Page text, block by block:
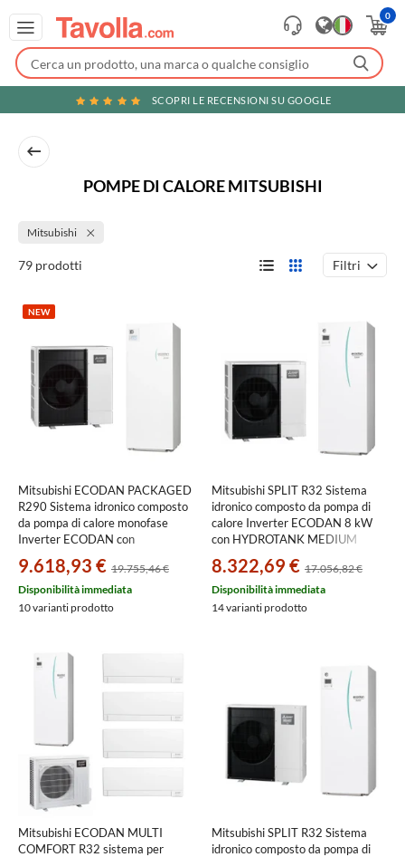
0
SCOPRI LE RECENSIONI SU GOOGLE
POMPE DI CALORE MITSUBISHI
Mitsubishi
79 prodotti Filtri
NEW
Mitsubishi ECODAN PACKAGED
R290 Sistema idronico composto
da pompa di calore monofase
Inverter ECODAN con
WZ115VAA-W+ERPT20X-VM2E
9.618,93 € 19.755,46 €
Disponibilità immediata
10 varianti prodotto
Mitsubishi SPLIT R32 Sistema
idronico composto da pompa di
calore Inverter ECODAN 8 kW
con HYDROTANK MEDIUM
SWM80VAA+ERST20F-VM2E
8.322,69 € 17.056,82 €
Disponibilità immediata
14 varianti prodotto
Mitsubishi ECODAN MULTI
COMFORT R32 sistema per
Mitsubishi SPLIT R32 Sistema
idronico composto da pompa di